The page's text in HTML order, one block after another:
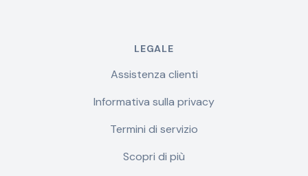
LEGALE
Assistenza clienti
Informativa sulla privacy
Termini di servizio
Scopri di più